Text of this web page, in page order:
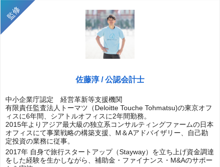
佐藤淳 / 公認会計士
中小企業庁認定 経営革新等支援機関
有限責任監査法人トーマツ（Deloitte Touche Tohmatsu)の東京オフ
ィスに6年間、シアトルオフィスに2年間勤務。
2015年よりアジア最大級の独立系コンサルティングファームの日本
オフィスにて事業戦略の構築支援、M＆Aアドバイザリー、自己勘
定投資の業務に従事。
2017年 自身で旅行スタートアップ（Stayway）を立ち上げ資金調達
をした経験を生かしながら、補助金・ファイナンス・M&Aのサポー